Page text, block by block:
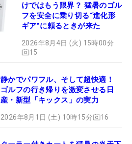
けではもう限界？ 猛暑のゴル
フを安全に乗り切る“進化形
ギア”に頼るときが来た
2026年8月4日 (火) 15時00分
15
静かでパワフル、そして超快適！
ゴルフの行き帰りを激変させる日
産・新型「キックス」の実力
2026年8月1日 (土) 10時15分 16